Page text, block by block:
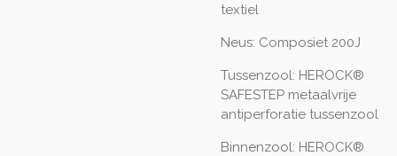
textiel
Neus: Composiet 200J
Tussenzool: HEROCK®
SAFESTEP metaalvrije
antiperforatie tussenzool
Binnenzool: HEROCK®